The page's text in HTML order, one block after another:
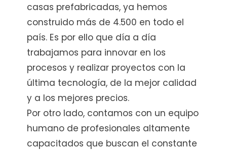
casas prefabricadas, ya hemos
construido más de 4.500 en todo el
país. Es por ello que día a día
trabajamos para innovar en los
procesos y realizar proyectos con la
última tecnología, de la mejor calidad
y a los mejores precios.
Por otro lado, contamos con un equipo
humano de profesionales altamente
capacitados que buscan el constante